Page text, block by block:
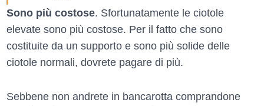
Sono più costose. Sfortunatamente le ciotole
elevate sono più costose. Per il fatto che sono
costituite da un supporto e sono più solide delle
ciotole normali, dovrete pagare di più.
Sebbene non andrete in bancarotta comprandone